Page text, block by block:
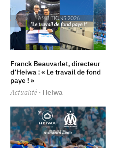
Franck Beauvarlet, directeur
d’Heiwa : « Le travail de fond
paye ! »
Actualité · Heiwa